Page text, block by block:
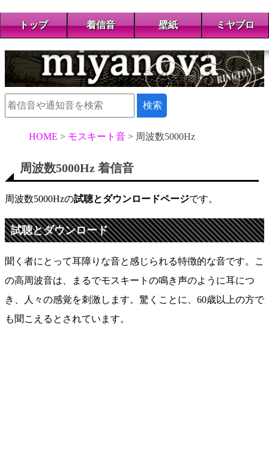
トップ 着信音 壁紙 ミヤブロ
HOME モスキート音 周波数5000Hz
周波数5000Hz 着信音
周波数5000Hzの試聴とダウンロードページです。
試聴とダウンロード
聞く者にとって耳障りな音と感じられる特徴的な音です。こ
の高周波音は、まるでモスキートの鳴き声のように耳につ
き、人々の感覚を刺激します。驚くことに、60歳以上の方で
も聞こえるとされています。